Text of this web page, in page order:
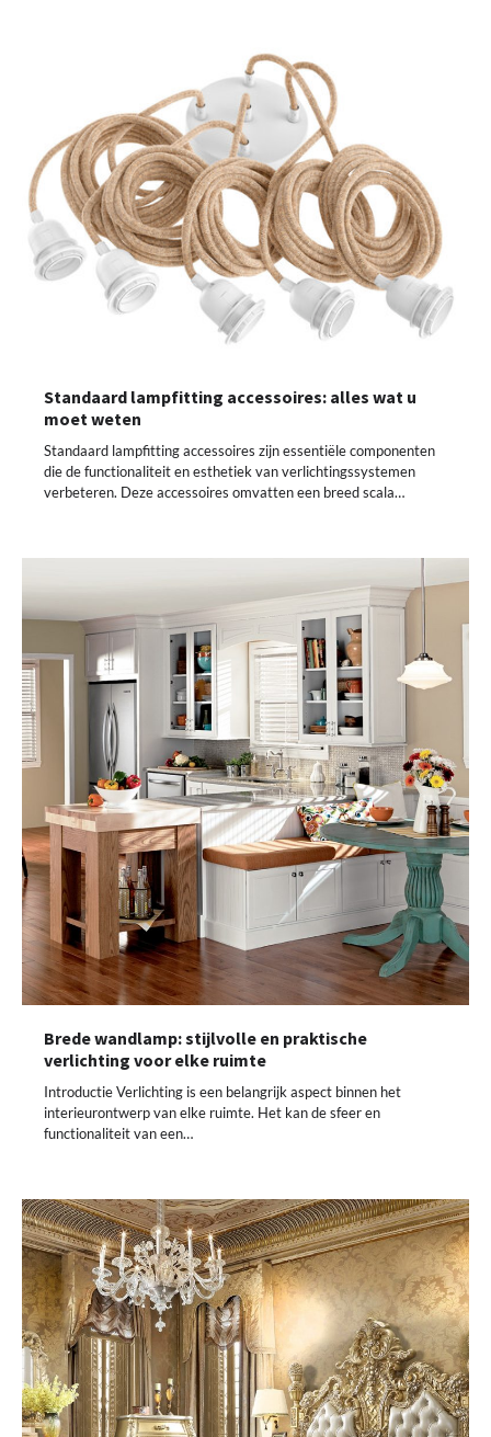
Standaard lampfitting accessoires: alles wat u
moet weten
Standaard lampfitting accessoires zijn essentiële componenten
die de functionaliteit en esthetiek van verlichtingssystemen
verbeteren. Deze accessoires omvatten een breed scala…
Brede wandlamp: stijlvolle en praktische
verlichting voor elke ruimte
Introductie Verlichting is een belangrijk aspect binnen het
interieurontwerp van elke ruimte. Het kan de sfeer en
functionaliteit van een…